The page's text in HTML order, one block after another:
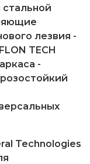
лезвия -
TECH
-
Technologies